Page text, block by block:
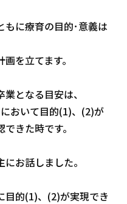
もに療育の目的･意義は
を立てます。
となる目安は、
おいて目的(1)、(2)が
きた時です。
お話しました。
目的(1)、(2)が実現でき